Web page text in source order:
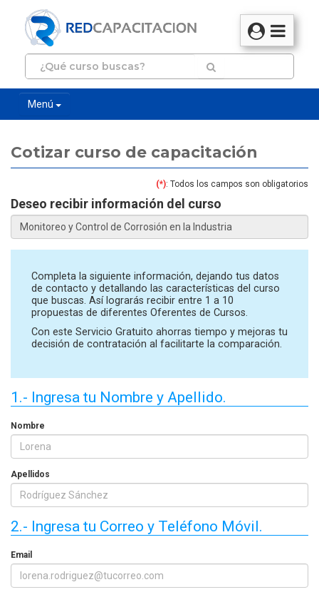
Menú
Cotizar curso de capacitación
(*): Todos los campos son obligatorios
Deseo recibir información del curso
Completa la siguiente información, dejando tus datos
de contacto y detallando las características del curso
que buscas. Así lograrás recibir entre 1 a 10
propuestas de diferentes Oferentes de Cursos.
Con este Servicio Gratuito ahorras tiempo y mejoras tu
decisión de contratación al facilitarte la comparación.
1.- Ingresa tu Nombre y Apellido.
Nombre
Apellidos
2.- Ingresa tu Correo y Teléfono Móvil.
Email